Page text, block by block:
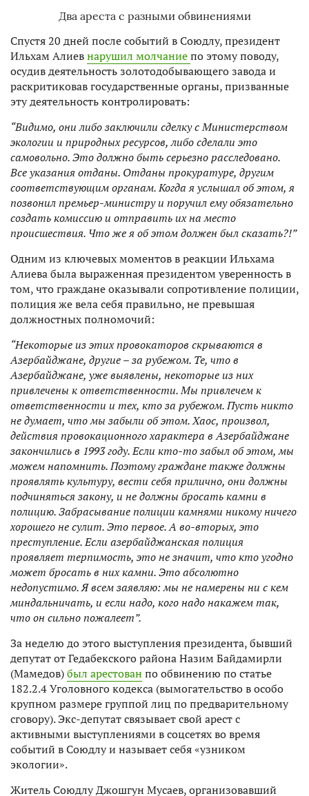
Два ареста с разными обвинениями
Спустя 20 дней после событий в Союдлу, президент
Ильхам Алиевнарушил молчаниепо этому поводу,
осудив деятельность золотодобывающего завода и
раскритиковав государственные органы, призванные
эту деятельность контролировать:
“Видимо, они либо заключили сделку с Министерством
экологии и природных ресурсов, либо сделали это
самовольно. Это должно быть серьезно расследовано.
Все указания отданы. Отданы прокуратуре, другим
соответствующим органам. Когда я услышал об этом, я
позвонил премьер-министру и поручил ему обязательно
создать комиссию и отправить их на место
происшествия. Что же я об этом должен был сказать?!”
Одним из ключевых моментов в реакции Ильхама
Алиева была выраженная президентом уверенность в
том, что граждане оказывали сопротивление полиции,
полиция же вела себя правильно, не превышая
должностных полномочий:
“Некоторые из этих провокаторов скрываются в
Азербайджане, другие – за рубежом. Те, что в
Азербайджане, уже выявлены, некоторые из них
привлечены к ответственности. Мы привлечем к
ответственности и тех, кто за рубежом. Пусть никто
не думает, что мы забыли об этом. Хаос, произвол,
действия провокационного характера в Азербайджане
закончились в 1993 году. Если кто-то забыл об этом, мы
можем напомнить. Поэтому граждане также должны
проявлять культуру, вести себя прилично, они должны
подчиняться закону, и не должны бросать камни в
полицию. Забрасывание полиции камнями никому ничего
хорошего не сулит. Это первое. А во-вторых, это
преступление. Если азербайджанская полиция
проявляет терпимость, это не значит, что кто угодно
может бросать в них камни. Это абсолютно
недопустимо. Я всем заявляю: мы не намерены ни с кем
миндальничать, и если надо, кого надо накажем так,
что он сильно пожалеет”.
За неделю до этого выступления президента, бывший
депутат от Гедабекского района Назим Байдамирли
(Мамедов)был арестован по обвинению по статье
182.2.4 Уголовного кодекса (вымогательство в особо
крупном размере группой лиц по предварительному
сговору). Экс-депутат связывает свой арест с
активными выступлениями в соцсетях во время
событий в Союдлу и называет себя «узником
экологии».
Житель Союдлу Джошгун Мусаев, организовавший